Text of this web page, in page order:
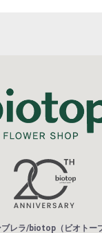
ブレラ/biotop（ビオトー